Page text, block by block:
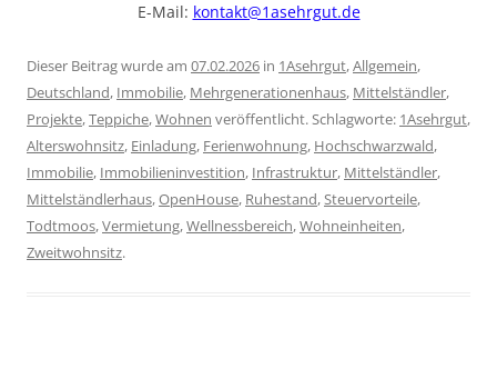
E-Mail: kontakt@1asehrgut.de
Dieser Beitrag wurde am 07.02.2026 in 1Asehrgut,Allgemein,
Deutschland, Immobilie, Mehrgenerationenhaus, Mittelständler,
Projekte,Teppiche,Wohnen veröffentlicht. Schlagworte: 1Asehrgut,
Alterswohnsitz, Einladung, Ferienwohnung, Hochschwarzwald,
Immobilie, Immobilieninvestition, Infrastruktur, Mittelständler,
Mittelständlerhaus,OpenHouse, Ruhestand,Steuervorteile,
Todtmoos,Vermietung,Wellnessbereich,Wohneinheiten,
Zweitwohnsitz.